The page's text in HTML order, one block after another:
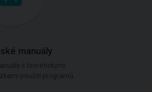
manuály